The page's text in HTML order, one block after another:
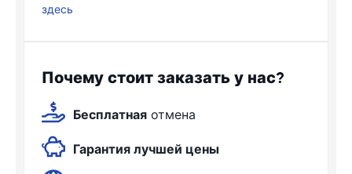
здесь
Почему стоит заказать у нас?
Бесплатная отмена
Гарантия лучшей цены